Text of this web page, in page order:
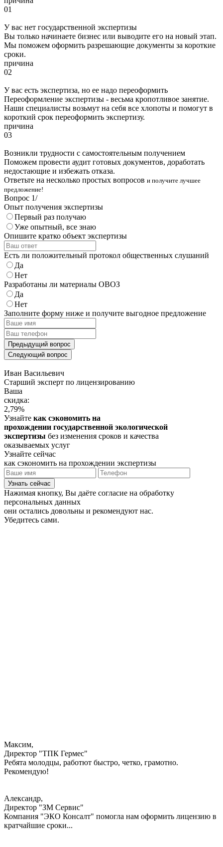
01
У вас нет государственной экспертизы
Вы только начинаете бизнес или выводите его на новый этап.
Мы поможем оформить разрешающие документы за короткие
сроки.
причина
02
У вас есть экспертиза, но ее надо переоформить
Переоформление экспертизы - весьма кропотливое занятие.
Наши специалисты возьмут на себя все хлопоты и помогут в
короткий срок переоформить экспертизу.
причина
03
Возникли трудности с самостоятельным получением
Поможем провести аудит готовых документов, доработать
недостающие и избежать отказа.
Ответьте на несколько простых вопросов и получите лучшее
предложение!
Вопрос 1/
Опыт получения экспертизы
Первый раз получаю
Уже опытный, все знаю
Опишите кратко объект экспертизы
Есть ли положительный протокол общественных слушаний
Да
Нет
Разработаны ли материалы ОВОЗ
Да
Нет
Заполните форму ниже и получите выгодное предложение
Предыдущий вопрос
Следующий вопрос
Иван Васильевич
Cтарший эксперт по лицензированию
Ваша
скидка:
2,79%
Узнайте как сэкономить на
прохождении государственной экологической
экспертизы без изменения сроков и качества
оказываемых услуг
Узнайте сейчас
как сэкономить на прохождении экспертизы
Узнать сейчас
Нажимая кнопку, Вы даёте согласие на обработку
персональных данных
они остались довольны и рекомендуют нас.
Убедитесь сами.
Максим,
Директор "ТПК Гермес"
Ребята молодцы, работют быстро, четко, грамотно.
Рекомендую!
Александр,
Директор "ЗМ Сервис"
Компания "ЭКО Консалт" помогла нам оформить лицензию в
кратчайшие сроки...